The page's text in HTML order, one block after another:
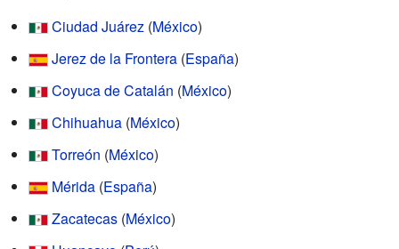
Ciudad Juárez (México)
Jerez de la Frontera (España)
Coyuca de Catalán (México)
Chihuahua (México)
Torreón (México)
Mérida (España)
Zacatecas (México)